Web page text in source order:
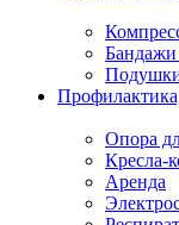
Бандажи
Опора
Кресла-
Аренда